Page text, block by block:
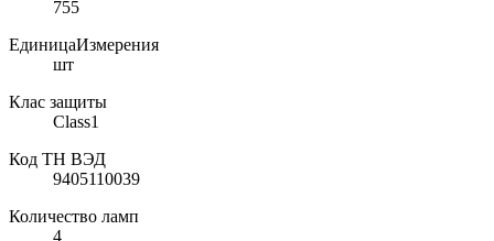
755
ЕдиницаИзмерения
шт
Клас защиты
Class1
Код ТН ВЭД
9405110039
Количество ламп
4